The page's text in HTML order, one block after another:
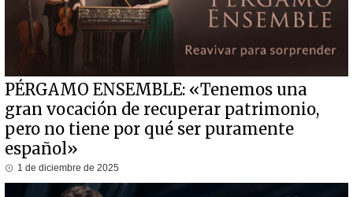
PÉRGAMO ENSEMBLE: «Tenemos una
gran vocación de recuperar patrimonio,
pero no tiene por qué ser puramente
español»
1 de diciembre de 2025